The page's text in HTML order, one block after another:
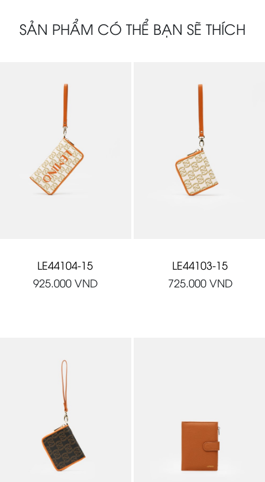
SẢN PHẨM CÓ THỂ BẠN SẼ THÍCH
LE44104-15
925.000VND
LE44103-15
725.000VND